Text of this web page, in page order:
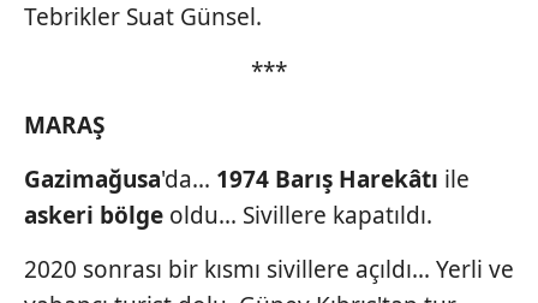
Tebrikler Suat Günsel.
***
MARAŞ
Gazimağusa'da... 1974 Barış Harekâtı ile
askeri bölge oldu... Sivillere kapatıldı.
2020 sonrası bir kısmı sivillere açıldı... Yerli ve